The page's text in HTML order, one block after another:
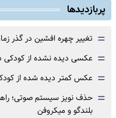
پربازدیدها
= تغییر چهره افشین در گذر
= عکسی دیده نشده از کودکی
= عکس کمتر دیده شده از
= حذف نویز سیستم صوتی؛
بلندگو و میکروفن